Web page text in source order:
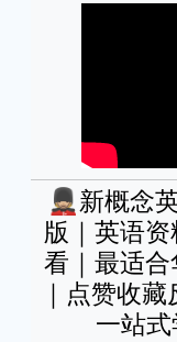
💂🏼新概
版｜英语
看｜最适
｜点赞收
一站